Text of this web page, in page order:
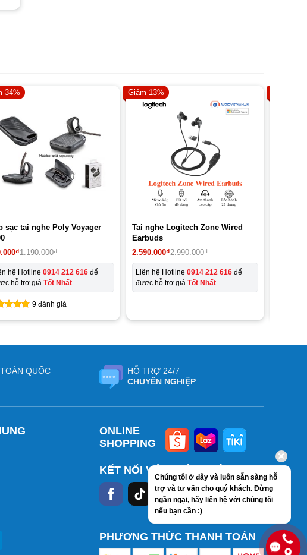
34%
sạc tai nghe Poly Voyager
1.190.000₫
₫
hệ Hotline 0914 212 616 để
hỗ trợ giá Tốt Nhất
9đánh giá
Giảm 13%
Tai nghe Logitech Zone Wired
Earbuds
2.590.000₫2.990.000₫
Liên hệ Hotline 0914 212 616 để
được hỗ trợ giá Tốt Nhất
QUỐC
HỖ TRỢ 24/7
CHUYÊN NGHIỆP
ONLINE
SHOPPING
KẾT NỐI VỚI CHÚNG TÔI
PHƯƠNG THỨC THANH TOÁN
Chúng tôi ở đây và luôn sẵn sàng hỗ
trợ và tư vấn cho quý khách. Đừng
ngần ngại, hãy liên hệ với chúng tôi
nếu bạn cần :)